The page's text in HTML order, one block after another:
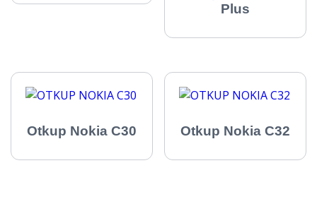
Plus
Otkup Nokia C30 Otkup Nokia C32